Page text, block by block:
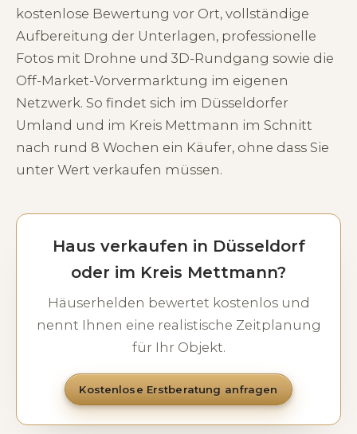
kostenlose Bewertung vor Ort, vollständige
Aufbereitung der Unterlagen, professionelle
Fotos mit Drohne und 3D-Rundgang sowie die
Off-Market-Vorvermarktung im eigenen
Netzwerk. So findet sich im Düsseldorfer
Umland und im Kreis Mettmann im Schnitt
nach rund 8 Wochen ein Käufer, ohne dass Sie
unter Wert verkaufen müssen.
Haus verkaufen in Düsseldorf
oder im Kreis Mettmann?
Häuserhelden bewertet kostenlos und
nennt Ihnen eine realistische Zeitplanung
für Ihr Objekt.
Kostenlose Erstberatung anfragen